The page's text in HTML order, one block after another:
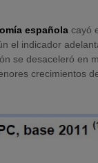
española cayó
el indicador
se desaceleró en
crecimientos